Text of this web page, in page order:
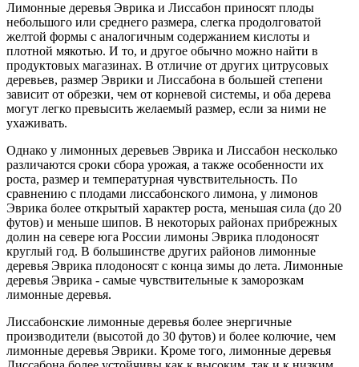
Лимонные деревья Эврика и Лиссабон приносят плоды
небольшого или среднего размера, слегка продолговатой
желтой формы с аналогичным содержанием кислоты и
плотной мякотью. И то, и другое обычно можно найти в
продуктовых магазинах. В отличие от других цитрусовых
деревьев, размер Эврики и Лиссабона в большей степени
зависит от обрезки, чем от корневой системы, и оба дерева
могут легко превысить желаемый размер, если за ними не
ухаживать.
Однако у лимонных деревьев Эврика и Лиссабон несколько
различаются сроки сбора урожая, а также особенности их
роста, размер и температурная чувствительность. По
сравнению с плодами лиссабонского лимона, у лимонов
Эврика более открытый характер роста, меньшая сила (до 20
футов) и меньше шипов. В некоторых районах прибрежных
долин на севере юга России лимоны Эврика плодоносят
круглый год. В большинстве других районов лимонные
деревья Эврика плодоносят с конца зимы до лета. Лимонные
деревья Эврика - самые чувствительные к заморозкам
лимонные деревья.
Лиссабонские лимонные деревья более энергичные
производители (высотой до 30 футов) и более колючие, чем
лимонные деревья Эврики. Кроме того, лимонные деревья